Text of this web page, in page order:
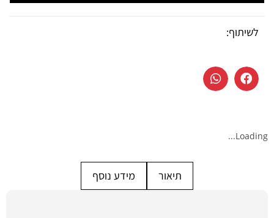
לשיתוף:
Loading...
תיאור מידע נוסף